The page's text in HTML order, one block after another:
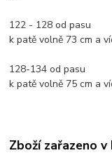
122 - 128 od pasu
k patě volně 73 cm a
128-134 od pasu
k patě volně 75 cm a
Zboží zařazeno